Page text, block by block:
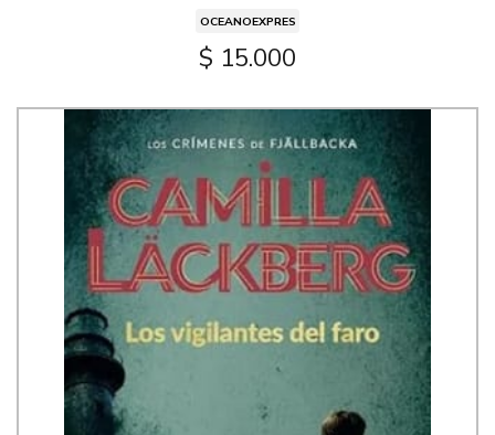
OCEANOEXPRES
$ 15.000